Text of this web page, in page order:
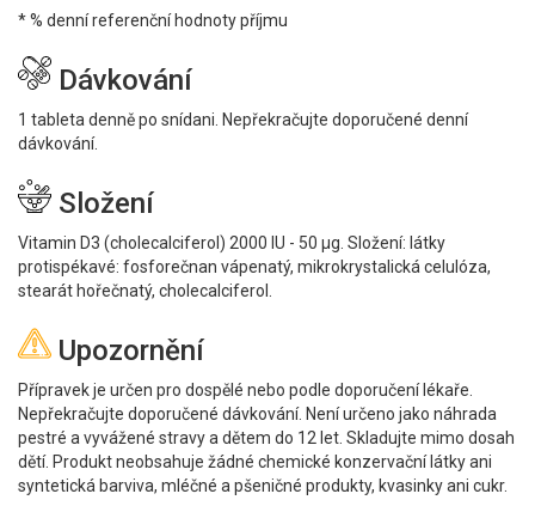
* % denní referenční hodnoty příjmu
Dávkování
1 tableta denně po snídani. Nepřekračujte doporučené denní
dávkování.
Složení
Vitamin D3 (cholecalciferol) 2000 IU - 50 μg. Složení: látky
protispékavé: fosforečnan vápenatý, mikrokrystalická celulóza,
stearát hořečnatý, cholecalciferol.
Upozornění
Přípravek je určen pro dospělé nebo podle doporučení lékaře.
Nepřekračujte doporučené dávkování. Není určeno jako náhrada
pestré a vyvážené stravy a dětem do 12 let. Skladujte mimo dosah
dětí. Produkt neobsahuje žádné chemické konzervační látky ani
syntetická barviva, mléčné a pšeničné produkty, kvasinky ani cukr.